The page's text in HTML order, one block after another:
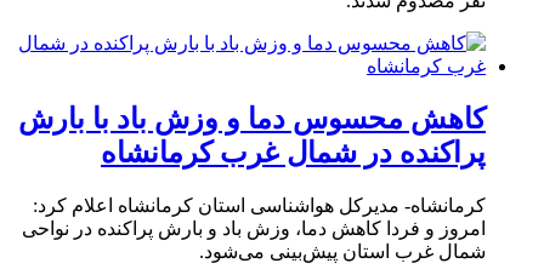
کاهش محسوس دما و وزش باد با بارش
پراکنده در شمال غرب کرمانشاه
کرمانشاه- مدیرکل هواشناسی استان کرمانشاه اعلام کرد:
امروز و فردا کاهش دما، وزش باد و بارش پراکنده در نواحی
شمال غرب استان پیش‌بینی می‌شود.